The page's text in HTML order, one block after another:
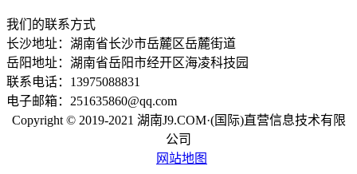
我们的联系方式
长沙地址：湖南省长沙市岳麓区岳麓街道
岳阳地址：湖南省岳阳市经开区海凌科技园
联系电话：13975088831
电子邮箱：251635860@qq.com
Copyright © 2019-2021 湖南J9.COM·(国际)直营信息技术有限
公司
网站地图